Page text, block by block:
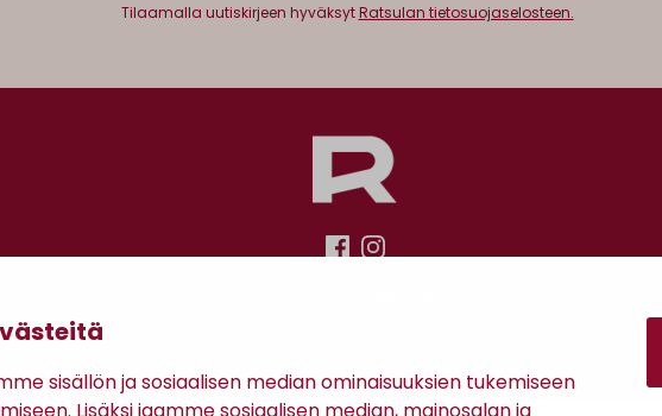
sisällön ja sosiaalisen median ominaisuuksien tukemiseen
Tilaamalla uutiskirjeen hyväksytRatsulan tietosuojaselosteen.